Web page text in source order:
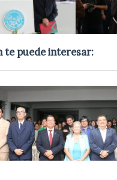
te puede interesar: